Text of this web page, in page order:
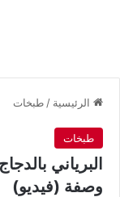
الرئيسية / طبخات
طبخات
البرياني
وصفة (فيديو)